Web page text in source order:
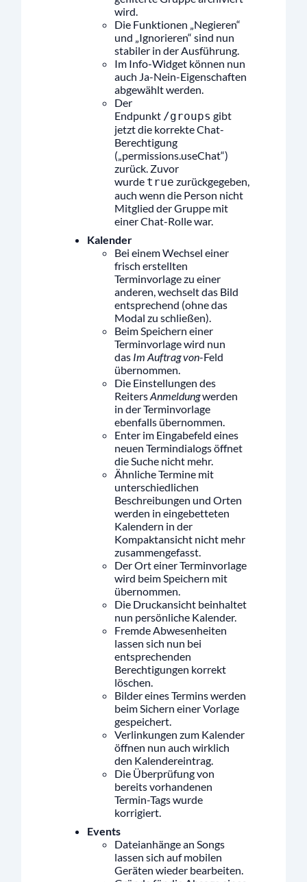
wird.
Die Funktionen „Negieren“
und „Ignorieren“ sind nun
stabiler in der Ausführung.
Im Info-Widget können nun
auch Ja-Nein-Eigenschaften
abgewählt werden.
Der
Endpunkt /groups gibt
jetzt die korrekte Chat-
Berechtigung
(„permissions.useChat“)
zurück. Zuvor
wurde true zurückgegeben,
auch wenn die Person nicht
Mitglied der Gruppe mit
einer Chat-Rolle war.
Kalender
Bei einem Wechsel einer
frisch erstellten
Terminvorlage zu einer
anderen, wechselt das Bild
entsprechend (ohne das
Modal zu schließen).
Beim Speichern einer
Terminvorlage wird nun
das Im Auftrag von-Feld
übernommen.
Die Einstellungen des
ReitersAnmeldungwerden
in der Terminvorlage
ebenfalls übernommen.
Enter im Eingabefeld eines
neuen Termindialogs öffnet
die Suche nicht mehr.
Ähnliche Termine mit
unterschiedlichen
Beschreibungen und Orten
werden in eingebetteten
Kalendern in der
Kompaktansicht nicht mehr
zusammengefasst.
Der Ort einer Terminvorlage
wird beim Speichern mit
übernommen.
Die Druckansicht beinhaltet
nun persönliche Kalender.
Fremde Abwesenheiten
lassen sich nun bei
entsprechenden
Berechtigungen korrekt
löschen.
Bilder eines Termins werden
beim Sichern einer Vorlage
gespeichert.
Verlinkungen zum Kalender
öffnen nun auch wirklich
den Kalendereintrag.
Die Überprüfung von
bereits vorhandenen
Termin-Tags wurde
korrigiert.
Events
Dateianhänge an Songs
lassen sich auf mobilen
Geräten wieder bearbeiten.